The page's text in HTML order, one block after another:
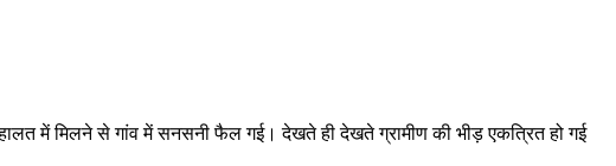
हालत में मिलने से गांव में सनसनी फैल गई। देखते ही देखते ग्रामीण की भीड़ एकत्रित हो गई